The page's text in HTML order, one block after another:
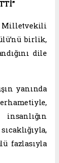
Milletvekili
birlik,
dile
yanında
fazlasıyla